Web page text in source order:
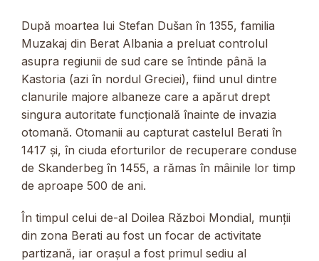
După moartea lui Stefan Dušan în 1355, familia
Muzakaj din Berat Albania a preluat controlul
asupra regiunii de sud care se întinde până la
Kastoria (azi în nordul Greciei), fiind unul dintre
clanurile majore albaneze care a apărut drept
singura autoritate funcțională înainte de invazia
otomană. Otomanii au capturat castelul Berati în
1417 și, în ciuda eforturilor de recuperare conduse
de Skanderbeg în 1455, a rămas în mâinile lor timp
de aproape 500 de ani.
În timpul celui de-al Doilea Război Mondial, munții
din zona Berati au fost un focar de activitate
partizană, iar orașul a fost primul sediu al